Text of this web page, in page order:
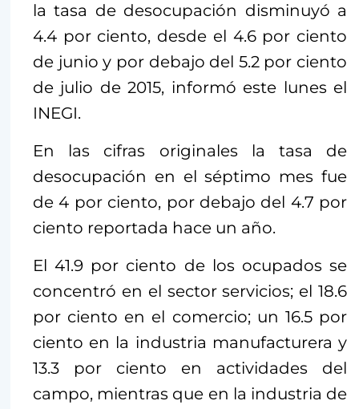
la tasa de desocupación disminuyó a
4.4 por ciento, desde el 4.6 por ciento
de junio y por debajo del 5.2 por ciento
de julio de 2015, informó este lunes el
INEGI.
En las cifras originales la tasa de
desocupación en el séptimo mes fue
de 4 por ciento, por debajo del 4.7 por
ciento reportada hace un año.
El 41.9 por ciento de los ocupados se
concentró en el sector servicios; el 18.6
por ciento en el comercio; un 16.5 por
ciento en la industria manufacturera y
13.3 por ciento en actividades del
campo, mientras que en la industria de